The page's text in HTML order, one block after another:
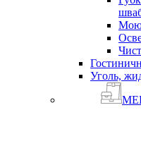
Уголь,